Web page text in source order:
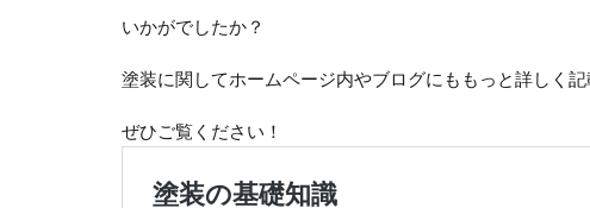
いかがでしたか？
塗装に関してホームページ内やブログにももっと詳しく記
ぜひご覧ください！